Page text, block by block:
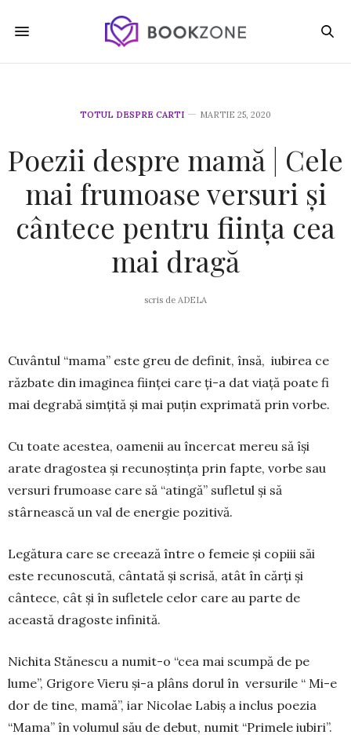
TOTUL DESPRE CARTI MARTIE 25, 2020
Poezii despre mamă | Cele
mai frumoase versuri și
cântece pentru ființa cea
mai dragă
scris de ADELA
Cuvântul “mama” este greu de definit, însă, iubirea ce
răzbate din imaginea ființei care ți-a dat viață poate fi
mai degrabă simțită și mai puțin exprimată prin vorbe.
Cu toate acestea, oamenii au încercat mereu să își
arate dragostea și recunoștința prin fapte, vorbe sau
versuri frumoase care să “atingă” sufletul și să
stârnească un val de energie pozitivă.
Legătura care se creează între o femeie și copiii săi
este recunoscută, cântată și scrisă, atât în cărți și
cântece, cât și în sufletele celor care au parte de
această dragoste infinită.
Nichita Stănescu a numit-o “cea mai scumpă de pe
lume”, Grigore Vieru și-a plâns dorul în versurile “ Mi-e
dor de tine, mamă”, iar Nicolae Labiș a inclus poezia
“Mama” în volumul său de debut, numit “Primele iubiri”.